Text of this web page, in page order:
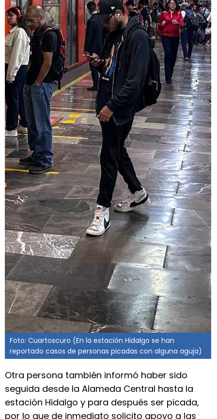
Foto: Cuartoscuro (En la estación Hidalgo se han
reportado casos de personas picadas con alguna aguja)
Otra persona también informó haber sido
seguida desde la Alameda Central hasta la
estación Hidalgo y para después ser picada,
por lo que de inmediato solicito apoyo a las